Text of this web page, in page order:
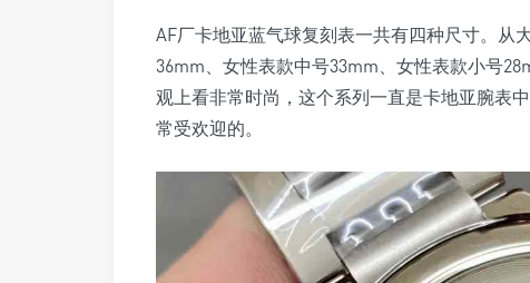
AF厂卡地亚蓝气球复刻表一共有四种尺寸。从
36mm、女性表款中号33mm、女性表款小号
观上看非常时尚，这个系列一直是卡地亚腕表
常受欢迎的。